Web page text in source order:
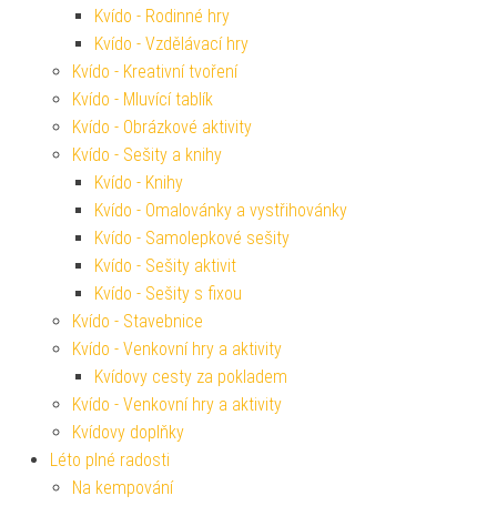
Kvído - Rodinné hry
Kvído - Vzdělávací hry
Kvído - Kreativní tvoření
Kvído - Mluvící tablík
Kvído - Obrázkové aktivity
Kvído - Sešity a knihy
Kvído - Knihy
Kvído - Omalovánky a vystřihovánky
Kvído - Samolepkové sešity
Kvído - Sešity aktivit
Kvído - Sešity s fixou
Kvído - Stavebnice
Kvído - Venkovní hry a aktivity
Kvídovy cesty za pokladem
Kvído - Venkovní hry a aktivity
Kvídovy doplňky
Léto plné radosti
Na kempování